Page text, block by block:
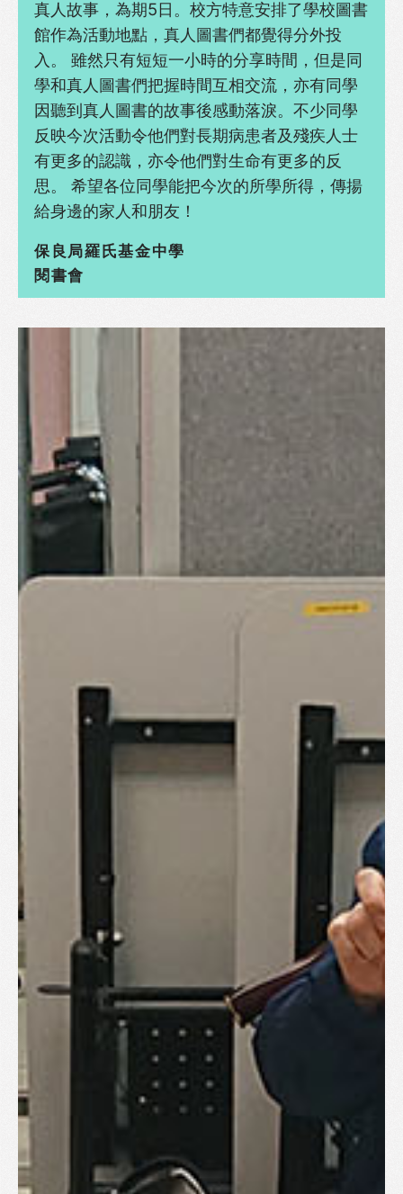
保良局羅氏基金中學
閱書會
真人故事，為期5日。校方特意安排了學校圖書
館作為活動地點，真人圖書們都覺得分外投
入。 雖然只有短短一小時的分享時間，但是同
學和真人圖書們把握時間互相交流，亦有同學
因聽到真人圖書的故事後感動落淚。不少同學
反映今次活動令他們對長期病患者及殘疾人士
有更多的認識，亦令他們對生命有更多的反
思。 希望各位同學能把今次的所學所得，傳揚
給身邊的家人和朋友！